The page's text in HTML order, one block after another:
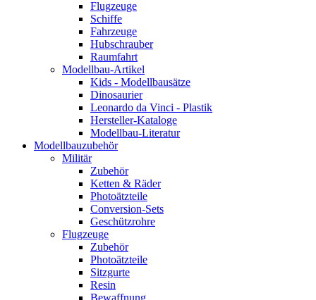
Flugzeuge
Schiffe
Fahrzeuge
Hubschrauber
Raumfahrt
Modellbau-Artikel
Kids - Modellbausätze
Dinosaurier
Leonardo da Vinci - Plastik
Hersteller-Kataloge
Modellbau-Literatur
Modellbauzubehör
Militär
Zubehör
Ketten & Räder
Photoätzteile
Conversion-Sets
Geschützrohre
Flugzeuge
Zubehör
Photoätzteile
Sitzgurte
Resin
Bewaffnung